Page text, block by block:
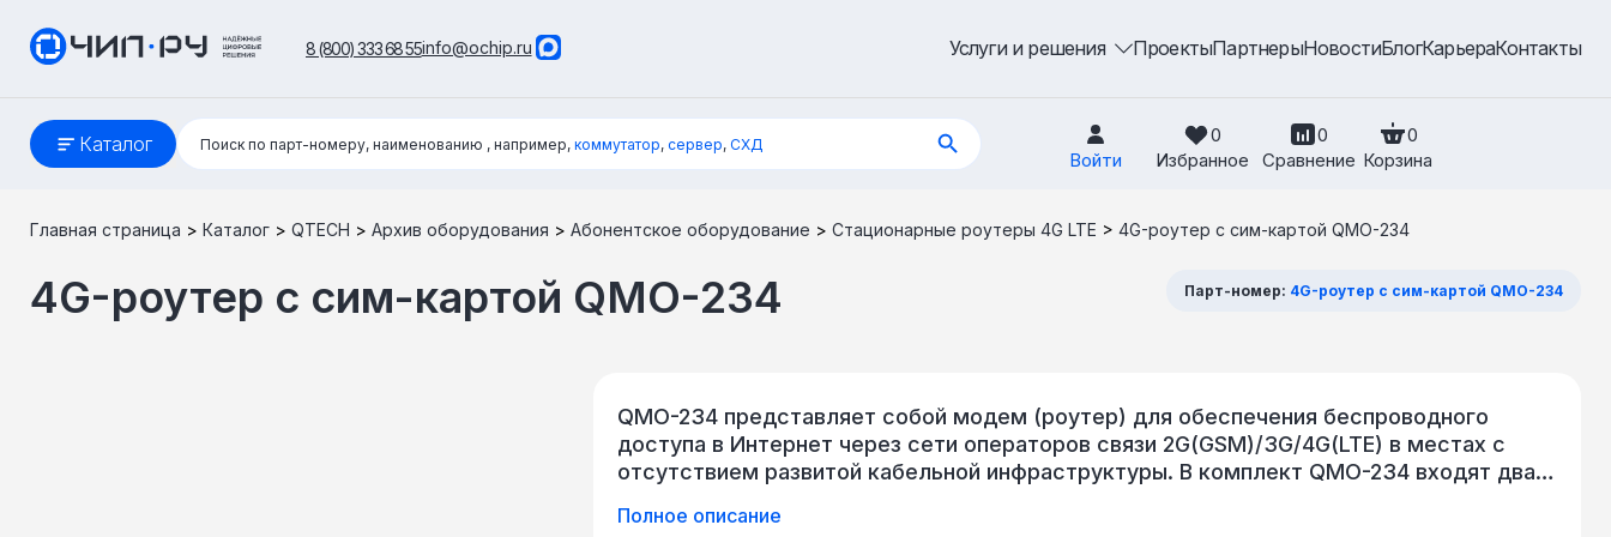
Услуги и решения ПроектыПартнерыНовостиБлогКарьераКонтакты
8 (800) 333 68 55info@ochip.ru
Каталог
Поиск:
Поиск по парт-номеру, наименованию , например, коммутатор, сервер, СХД
Войти
0
Избранное
0
Сравнение
0
Корзина
Главная страница > Каталог > QTECH > Архив оборудования > Абонентское оборудование > Стационарные роутеры 4G LTE > 4G-роутер с сим-картой QMO-234
4G-роутер с сим-картой QMO-234 Парт-номер: 4G-роутер с сим-картой QMO-234
QMO-234 представляет собой модем (роутер) для обеспечения беспроводного
доступа в Интернет через сети операторов связи 2G(GSM)/3G/4G(LTE) в местах с
отсутствием развитой кабельной инфраструктуры. В комплект QMO-234 входят два
коэффициентом усиления («уличный» LTE-модуль) и внутренний блок с функцией Wi-
Полное описание